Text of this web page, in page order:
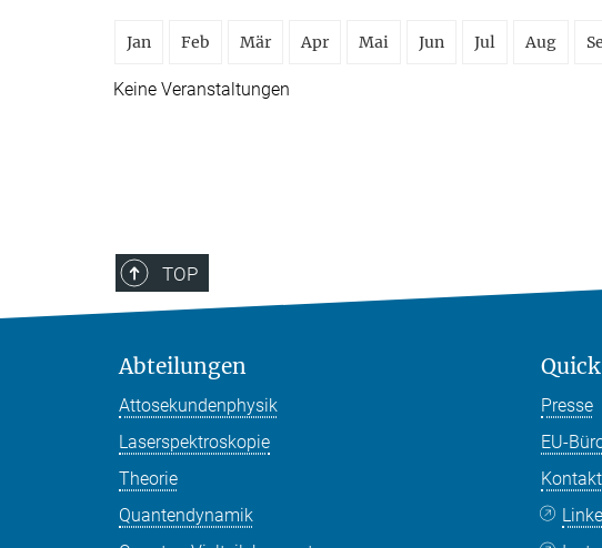
Jan Feb Mär Apr Mai Jun Jul Aug
Keine Veranstaltungen
TOP
Abteilungen
Attosekundenphysik
Laserspektroskopie
Theorie
Quantendynamik
Presse
EU-
Kontakt